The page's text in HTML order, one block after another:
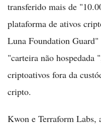
transferido mais de
plataforma de ativos
Luna Foundation
"carteira não hospedada
criptoativos fora da
cripto.
Kwon e Terraform Labs,